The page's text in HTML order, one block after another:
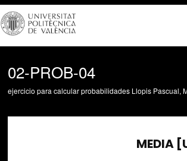
02-PROB-04
ejercicio para calcular probabilidades Llopis Pascual,